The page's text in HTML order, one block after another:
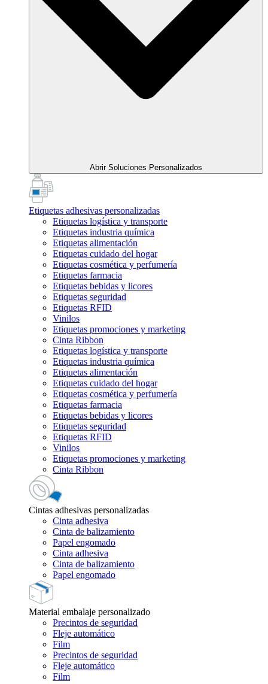
Abrir Soluciones Personalizados
Etiquetas adhesivas personalizadas
Etiquetas logística y transporte
Etiquetas industria química
Etiquetas alimentación
Etiquetas cuidado del hogar
Etiquetas cosmética y perfumería
Etiquetas farmacia
Etiquetas bebidas y licores
Etiquetas seguridad
Etiquetas RFID
Vinilos
Etiquetas promociones y marketing
Cinta Ribbon
Etiquetas logística y transporte
Etiquetas industria química
Etiquetas alimentación
Etiquetas cuidado del hogar
Etiquetas cosmética y perfumería
Etiquetas farmacia
Etiquetas bebidas y licores
Etiquetas seguridad
Etiquetas RFID
Vinilos
Etiquetas promociones y marketing
Cinta Ribbon
Cintas adhesivas personalizadas
Cinta adhesiva
Cinta de balizamiento
Papel engomado
Cinta adhesiva
Cinta de balizamiento
Papel engomado
Material embalaje personalizado
Precintos de seguridad
Fleje automático
Film
Precintos de seguridad
Fleje automático
Film